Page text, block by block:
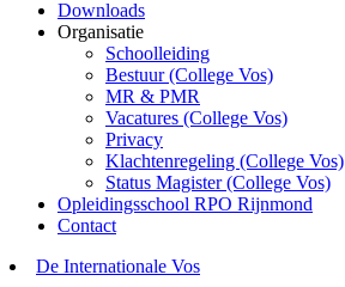
Downloads
Organisatie
Schoolleiding
Bestuur (College Vos)
MR & PMR
Vacatures (College Vos)
Privacy
Klachtenregeling (College Vos)
Status Magister (College Vos)
Opleidingsschool RPO Rijnmond
Contact
De Internationale Vos